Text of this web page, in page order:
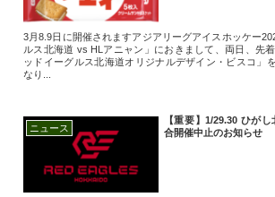
3月8.9日に開催されますアジアリーグアイスホッケー
ルス北海道 vs HLアニャン」におきまして、両日、先
ッドイーグルス北海道オリジナルデザイン・ビスコ」
なり...
ニュース
【重要】1/29.30 ひが
合開催中止のお知らせ